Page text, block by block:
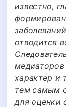
известно,
отводится
медиаторов
характер и
тем самым
для оценки